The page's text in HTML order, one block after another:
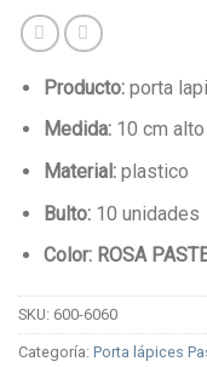
Producto:porta
Medida:10 cm alto
Material:plastico
Bulto:10 unidades
Color: ROSA
SKU: 600-6060
Categoría: Porta lápices